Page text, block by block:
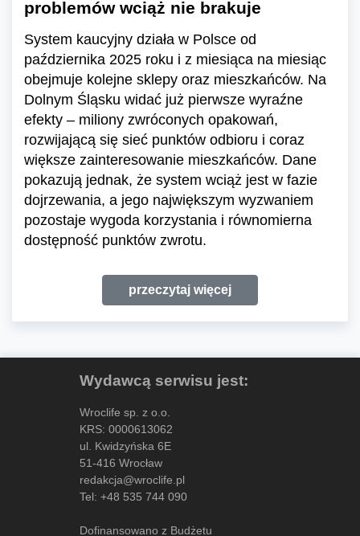
problemów wciąż nie brakuje
System kaucyjny działa w Polsce od
października 2025 roku i z miesiąca na miesiąc
obejmuje kolejne sklepy oraz mieszkańców. Na
Dolnym Śląsku widać już pierwsze wyraźne
efekty – miliony zwróconych opakowań,
rozwijającą się sieć punktów odbioru i coraz
większe zainteresowanie mieszkańców. Dane
pokazują jednak, że system wciąż jest w fazie
dojrzewania, a jego największym wyzwaniem
pozostaje wygoda korzystania i równomierna
dostępność punktów zwrotu.
przeczytaj więcej
Wydawcą serwisu jest:
Wroclife sp. z o.o.
KRS: 0000613062
ul. Kwidzyńska 6E
51-416 Wrocław
redakcja@wroclife.pl
Tel: +48 535 744 090
Dofinansowano z Budżetu